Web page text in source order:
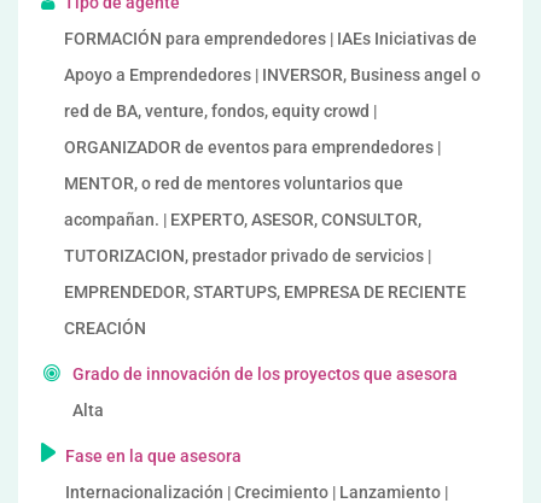
FORMACIÓN para emprendedores | IAEs Iniciativas de
Apoyo a Emprendedores | INVERSOR, Business angel o
red de BA, venture, fondos, equity crowd |
ORGANIZADOR de eventos para emprendedores |
MENTOR, o red de mentores voluntarios que
acompañan. | EXPERTO, ASESOR, CONSULTOR,
TUTORIZACION, prestador privado de servicios |
EMPRENDEDOR, STARTUPS, EMPRESA DE RECIENTE
CREACIÓN
Grado de innovación de los proyectos que asesora
Alta
Fase en la que asesora
Internacionalización | Crecimiento | Lanzamiento |